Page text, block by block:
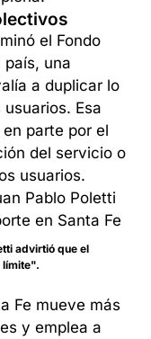
el Fondo
país, una
a duplicar lo
Esa
parte por el
del servicio o
usuarios.
advirtió que el
límite".
Fe mueve más
y emplea a